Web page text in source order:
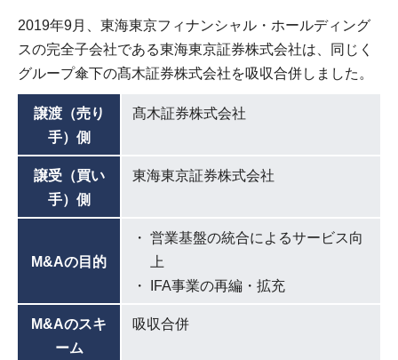
2019年9月、東海東京フィナンシャル・ホールディング
スの完全子会社である東海東京証券株式会社は、同じく
グループ傘下の髙木証券株式会社を吸収合併しました。
譲渡（売り
手）側
髙木証券株式会社
譲受（買い
手）側
東海東京証券株式会社
M&Aの目的
営業基盤の統合によるサービス向
上
IFA事業の再編・拡充
M&Aのスキ
ーム
吸収合併